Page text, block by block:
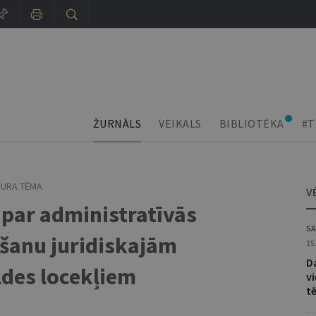
ŽURNĀLS VEIKALS BIBLIOTĒKA
TĒMA
administratīvās
juridiskajām
locekļiem